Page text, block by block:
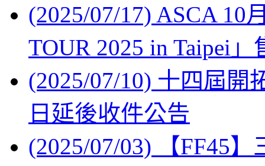
(2025/07/17) ASCA 10
TOUR 2025 in Taipei
(2025/07/10) 十四屆開
日延後收件公告
(2025/07/03) 【FF45